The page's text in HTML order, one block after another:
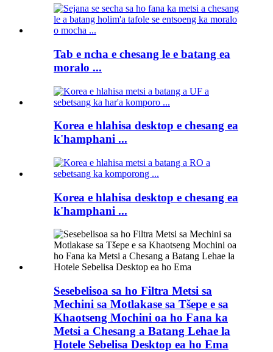
Tab e ncha e chesang le e batang ea
moralo ...
Korea e hlahisa desktop e chesang ea
k'hamphani ...
Korea e hlahisa desktop e chesang ea
k'hamphani ...
Sesebelisoa sa ho Filtra Metsi sa
Mechini sa Motlakase sa Tšepe e sa
Khaotseng Mochini oa ho Fana ka
Metsi a Chesang a Batang Lehae la
Hotele Sebelisa Desktop ea ho Ema